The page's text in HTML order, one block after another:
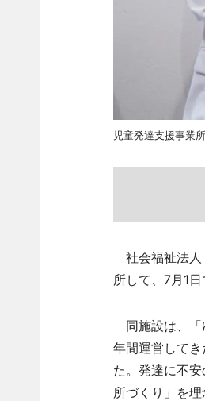
児童発達支援事業
社会福祉法人
所して、7月1日
同施設は、「
年間運営して
た。発達に不
所づくり」を理